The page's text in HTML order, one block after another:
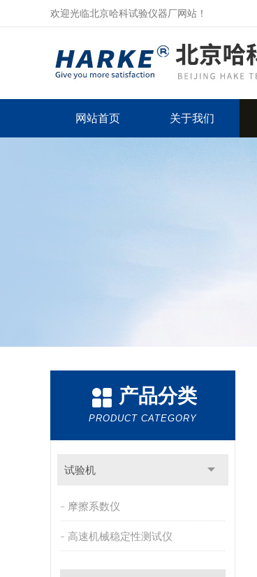
欢迎光临北京哈科试验仪器厂网站！
网站首页 关于我们
产品分类
PRODUCT CATEGORY
试验机
摩擦系数仪
高速机械稳定性测试仪